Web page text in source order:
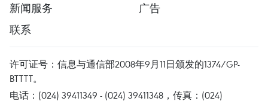
新闻服务
广告
联系
许可证号：信息与通信部2008年9月11日颁发的1374/GP-
BTTTT。
电话：(024) 39411349 - (024) 39411348，传真：(024)